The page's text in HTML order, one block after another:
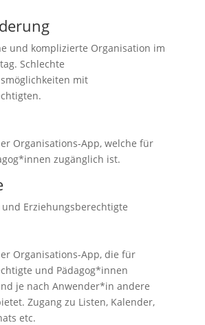
und komplizierte Organisation im
Schlechte
mit
Organisations-App, welche für
zugänglich ist.
Erziehungsberechtigte
Organisations-App, die für
und Pädagog*innen
je nach Anwender*in andere
Zugang zu Listen, Kalender,
etc.